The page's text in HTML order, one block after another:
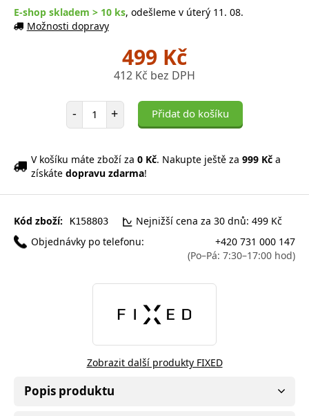
E-shop skladem > 10 ks, odešleme v úterý 11. 08.
Možnosti dopravy
499 Kč
412 Kč bez DPH
- Počet položek
+ Přidat do košíku
V košíku máte zboží za 0 Kč. Nakupte ještě za 999 Kč a
získáte dopravu zdarma!
Kód zboží: K158803
Nejnižší cena za 30 dnů: 499 Kč
Objednávky po telefonu:
+420 731 000 147
(Po–Pá: 7:30–17:00 hod)
Zobrazit další produkty FIXED
Popis produktu